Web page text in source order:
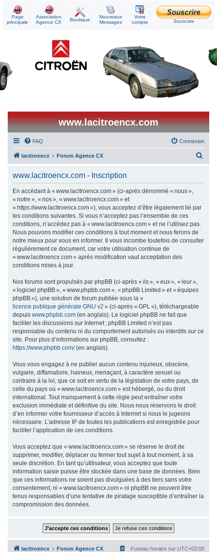
Page
principale
Association
Agence CX
Boutique
Nouveaux
Messages
Votre
compte
Souscrire
www.lacitroencx.com
FAQ Connexion
lacitroencx Forum Agence CX
www.lacitroencx.com - Inscription
En accédant à « www.lacitroencx.com » (ci-après dénommé « nous »,
« notre », « nos », « www.lacitroencx.com » et
« https://www.lacitroencx.com »), vous acceptez d’être légalement lié par
les conditions suivantes. Si vous n’acceptez pas l’ensemble de ces
conditions, n’accédez pas à « www.lacitroencx.com » et ne l’utilisez pas.
Nous pouvons modifier ces conditions à tout moment et nous ferons de
notre mieux pour vous en informer. Il vous incombe toutefois de consulter
régulièrement ce document, car votre utilisation continue de
« www.lacitroencx.com » après modification vaut acceptation des
conditions mises à jour.
Nos forums sont propulsés par phpBB (ci-après « ils », « eux », « leur »,
« logiciel phpBB », « www.phpbb.com », « phpBB Limited » et « équipes
phpBB »), une solution de forum publiée sous la «
licence publique générale GNU v2 » (ci-après « GPL »), téléchargeable
depuiswww.phpbb.com (en anglais). Le logiciel phpBB ne fait que
faciliter les discussions sur Internet ; phpBB Limited n’est pas
responsable du contenu ni du comportement autorisés ou interdits sur ce
site. Pour plus d’informations sur phpBB, consultez :
https://www.phpbb.com/(en anglais).
Vous vous engagez à ne publier aucun contenu injurieux, obscène,
vulgaire, diffamatoire, haineux, menaçant, à caractère sexuel ou
contraire à la loi, que ce soit en vertu de la législation de votre pays, de
celle du pays où « www.lacitroencx.com » est hébergé, ou du droit
international. Tout manquement à cette règle peut entraîner votre
exclusion immédiate et définitive du site. Nous nous réservons le droit
d’en informer votre fournisseur d’accès à Internet si nous le jugeons
nécessaire. L’adresse IP de toutes les publications est enregistrée pour
faciliter l’application de ces conditions.
Vous acceptez que « www.lacitroencx.com » se réserve le droit de
supprimer, modifier, déplacer ou fermer tout sujet à tout moment, à sa
seule discrétion. En tant qu’utilisateur, vous acceptez que toute
information saisie puisse être stockée dans une base de données. Bien
que ces informations ne soient pas divulguées à des tiers sans votre
consentement, ni « www.lacitroencx.com » ni phpBB ne peuvent être
tenus responsables d’une tentative de piratage susceptible d’entraîner la
compromission des données.
lacitroencx Forum Agence CX Fuseau horaire sur UTC+02:00